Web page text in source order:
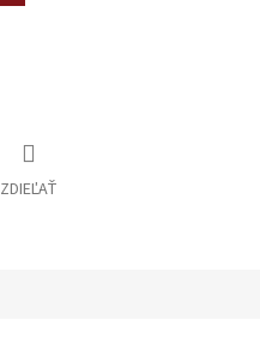
ZDIEĽAŤ